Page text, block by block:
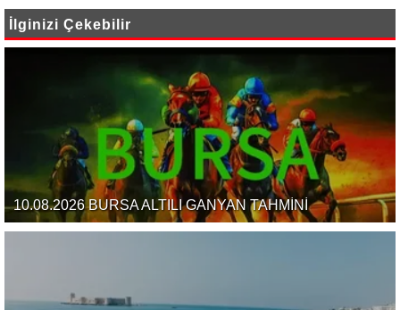
İlginizi Çekebilir
10.08.2026 BURSA ALTILI GANYAN TAHMİNİ